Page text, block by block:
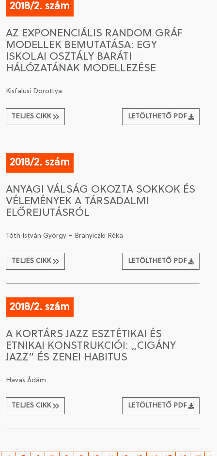
2018/2. szám
AZ EXPONENCIÁLIS RANDOM GRÁF
MODELLEK BEMUTATÁSA: EGY
ISKOLAI OSZTÁLY BARÁTI
HÁLÓZATÁNAK MODELLEZÉSE
Kisfalusi Dorottya
TELJES CIKK LETÖLTHETŐ PDF
2018/2. szám
ANYAGI VÁLSÁG OKOZTA SOKKOK ÉS
VÉLEMÉNYEK A TÁRSADALMI
ELŐREJUTÁSRÓL
Tóth István György – Branyiczki Réka
TELJES CIKK LETÖLTHETŐ PDF
2018/2. szám
A KORTÁRS JAZZ ESZTÉTIKAI ÉS
ETNIKAI KONSTRUKCIÓI: „CIGÁNY
JAZZ” ÉS ZENEI HABITUS
Havas Ádám
TELJES CIKK LETÖLTHETŐ PDF